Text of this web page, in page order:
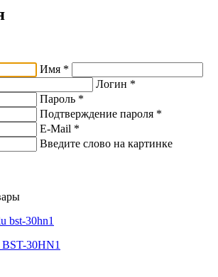
Имя *
Логин *
Пароль *
Подтверждение пароля *
E-Mail *
Введите слово на картинке
30HN1